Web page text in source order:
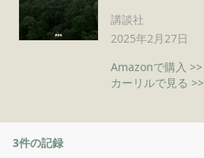
講談社
2025年2月27日
Amazonで購入 >>
カーリルで見る >>
3件の記録